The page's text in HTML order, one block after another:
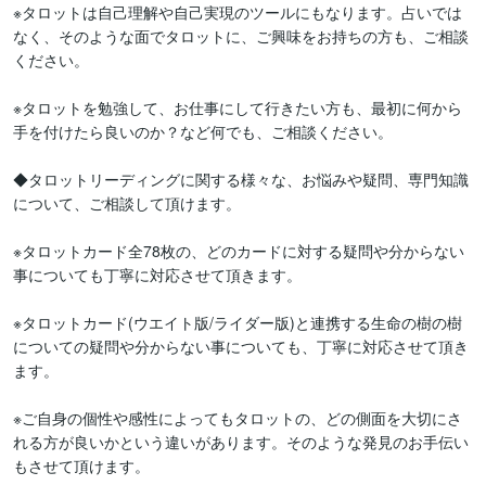
※タロットは自己理解や自己実現のツールにもなります。占いでは
なく、そのような面でタロットに、ご興味をお持ちの方も、ご相談
ください。
※タロットを勉強して、お仕事にして行きたい方も、最初に何から
手を付けたら良いのか？など何でも、ご相談ください。
◆タロットリーディングに関する様々な、お悩みや疑問、専門知識
について、ご相談して頂けます。
※タロットカード全78枚の、どのカードに対する疑問や分からない
事についても丁寧に対応させて頂きます。
※タロットカード(ウエイト版/ライダー版)と連携する生命の樹の樹
についての疑問や分からない事についても、丁寧に対応させて頂き
ます。
※ご自身の個性や感性によってもタロットの、どの側面を大切にさ
れる方が良いかという違いがあります。そのような発見のお手伝い
もさせて頂けます。